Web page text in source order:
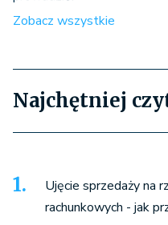
Zobacz wszystkie
Najchętniej
Ujęcie sprzedaży na
rachunkowych - jak